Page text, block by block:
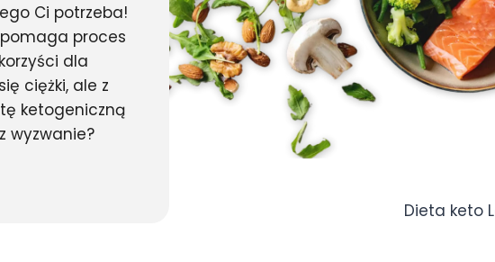
Ci potrzeba!
proces
dla
ciężki, ale z
ketogeniczną
wyzwanie?
Dieta keto